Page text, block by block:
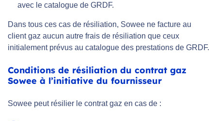
avec le catalogue de GRDF.
Dans tous ces cas de résiliation, Sowee ne facture au
client gaz aucun autre frais de résiliation que ceux
initialement prévus au catalogue des prestations de GRDF.
Conditions de résiliation du contrat gaz
Sowee à l’initiative du fournisseur
Sowee peut résilier le contrat gaz en cas de :